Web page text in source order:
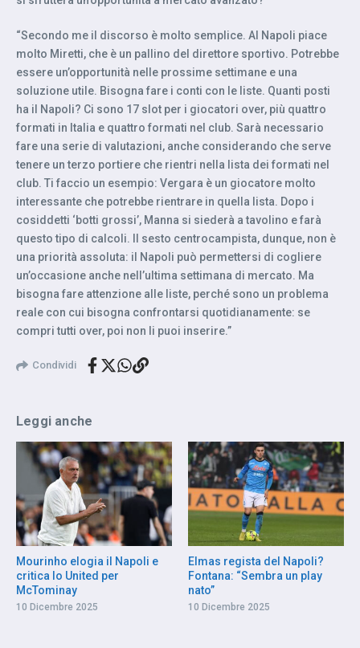
“Secondo me il discorso è molto semplice. Al Napoli piace
molto Miretti, che è un pallino del direttore sportivo. Potrebbe
essere un’opportunità nelle prossime settimane e una
soluzione utile. Bisogna fare i conti con le liste. Quanti posti
ha il Napoli? Ci sono 17 slot per i giocatori over, più quattro
formati in Italia e quattro formati nel club. Sarà necessario
fare una serie di valutazioni, anche considerando che serve
tenere un terzo portiere che rientri nella lista dei formati nel
club. Ti faccio un esempio: Vergara è un giocatore molto
interessante che potrebbe rientrare in quella lista. Dopo i
cosiddetti ‘botti grossi’, Manna si siederà a tavolino e farà
questo tipo di calcoli. Il sesto centrocampista, dunque, non è
una priorità assoluta: il Napoli può permettersi di cogliere
un’occasione anche nell’ultima settimana di mercato. Ma
bisogna fare attenzione alle liste, perché sono un problema
reale con cui bisogna confrontarsi quotidianamente: se
compri tutti over, poi non li puoi inserire.”
Condividi
Leggi anche
Mourinho elogia il Napoli e
critica lo United per
McTominay
10 Dicembre 2025
Elmas regista del Napoli?
Fontana: “Sembra un play
nato”
10 Dicembre 2025